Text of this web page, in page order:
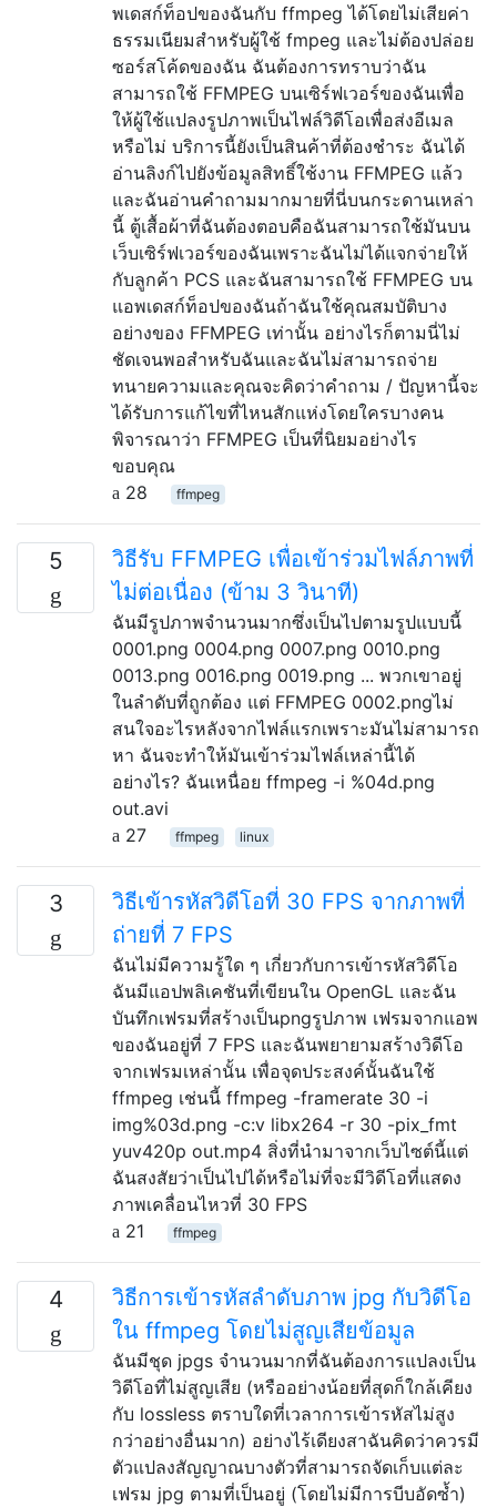
พเดสก์ท็อปของฉันกับ ffmpeg ได้โดยไม่เสียค่า
ธรรมเนียมสำหรับผู้ใช้ fmpeg และไม่ต้องปล่อย
ซอร์สโค้ดของฉัน ฉันต้องการทราบว่าฉัน
สามารถใช้ FFMPEG บนเซิร์ฟเวอร์ของฉันเพื่อ
ให้ผู้ใช้แปลงรูปภาพเป็นไฟล์วิดีโอเพื่อส่งอีเมล
หรือไม่ บริการนี้ยังเป็นสินค้าที่ต้องชำระ ฉันได้
อ่านลิงก์ไปยังข้อมูลสิทธิ์ใช้งาน FFMPEG แล้ว
และฉันอ่านคำถามมากมายที่นี่บนกระดานเหล่า
นี้ ตู้เสื้อผ้าที่ฉันต้องตอบคือฉันสามารถใช้มันบน
เว็บเซิร์ฟเวอร์ของฉันเพราะฉันไม่ได้แจกจ่ายให้
กับลูกค้า PCS และฉันสามารถใช้ FFMPEG บน
แอพเดสก์ท็อปของฉันถ้าฉันใช้คุณสมบัติบาง
อย่างของ FFMPEG เท่านั้น อย่างไรก็ตามนี่ไม่
ชัดเจนพอสำหรับฉันและฉันไม่สามารถจ่าย
ทนายความและคุณจะคิดว่าคำถาม / ปัญหานี้จะ
ได้รับการแก้ไขที่ไหนสักแห่งโดยใครบางคน
พิจารณาว่า FFMPEG เป็นที่นิยมอย่างไร
ขอบคุณ
28
ffmpeg
5
วิธีรับ FFMPEG เพื่อเข้าร่วมไฟล์ภาพที่
ไม่ต่อเนื่อง (ข้าม 3 วินาที)
ฉันมีรูปภาพจำนวนมากซึ่งเป็นไปตามรูปแบบนี้
0001.png 0004.png 0007.png 0010.png
0013.png 0016.png 0019.png ... พวกเขาอยู่
ในลำดับที่ถูกต้อง แต่ FFMPEG 0002.pngไม่
สนใจอะไรหลังจากไฟล์แรกเพราะมันไม่สามารถ
หา ฉันจะทำให้มันเข้าร่วมไฟล์เหล่านี้ได้
อย่างไร? ฉันเหนื่อย ffmpeg -i %04d.png
out.avi
27
ffmpeg linux
3
วิธีเข้ารหัสวิดีโอที่ 30 FPS จากภาพที่
ถ่ายที่ 7 FPS
ฉันไม่มีความรู้ใด ๆ เกี่ยวกับการเข้ารหัสวิดีโอ
ฉันมีแอปพลิเคชันที่เขียนใน OpenGL และฉัน
บันทึกเฟรมที่สร้างเป็นpngรูปภาพ เฟรมจากแอพ
ของฉันอยู่ที่ 7 FPS และฉันพยายามสร้างวิดีโอ
จากเฟรมเหล่านั้น เพื่อจุดประสงค์นั้นฉันใช้
ffmpeg เช่นนี้ ffmpeg -framerate 30 -i
img%03d.png -c:v libx264 -r 30 -pix_fmt
yuv420p out.mp4 สิ่งที่นำมาจากเว็บไซต์นี้แต่
ฉันสงสัยว่าเป็นไปได้หรือไม่ที่จะมีวิดีโอที่แสดง
ภาพเคลื่อนไหวที่ 30 FPS
21
ffmpeg
4
วิธีการเข้ารหัสลำดับภาพ jpg กับวิดีโอ
ใน ffmpeg โดยไม่สูญเสียข้อมูล
ฉันมีชุด jpgs จำนวนมากที่ฉันต้องการแปลงเป็น
วิดีโอที่ไม่สูญเสีย (หรืออย่างน้อยที่สุดก็ใกล้เคียง
กับ lossless ตราบใดที่เวลาการเข้ารหัสไม่สูง
กว่าอย่างอื่นมาก) อย่างไร้เดียงสาฉันคิดว่าควรมี
ตัวแปลงสัญญาณบางตัวที่สามารถจัดเก็บแต่ละ
เฟรม jpg ตามที่เป็นอยู่ (โดยไม่มีการบีบอัดซ้ำ)